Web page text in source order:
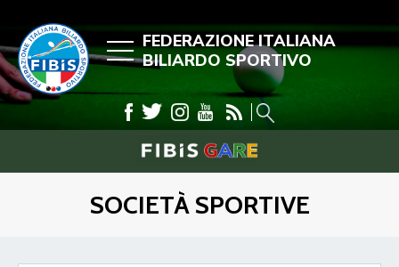
FEDERAZIONE ITALIANA
BILIARDO SPORTIVO
SOCIETÀ SPORTIVE